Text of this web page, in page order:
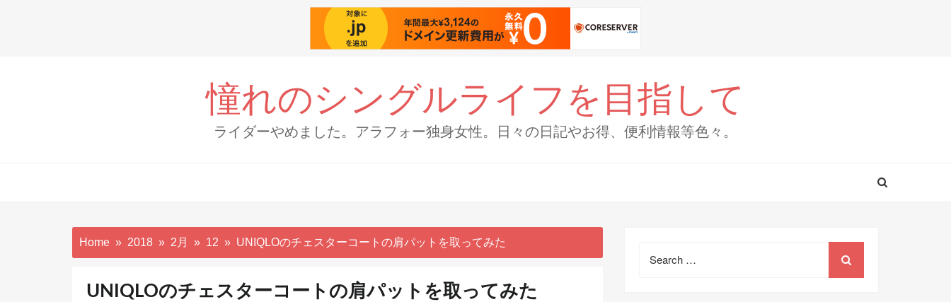
憧れのシングルライフを目指して
ライダーやめました。アラフォー独身女性。日々の日記やお得、便利情報等色々。
Home 2018 2月 12 UNIQLOのチェスターコートの肩パットを取ってみた
UNIQLOのチェスターコートの肩パットを取ってみた
for: